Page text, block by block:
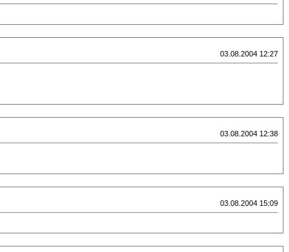
03.08.2004 12:27
03.08.2004 12:38
03.08.2004 15:09